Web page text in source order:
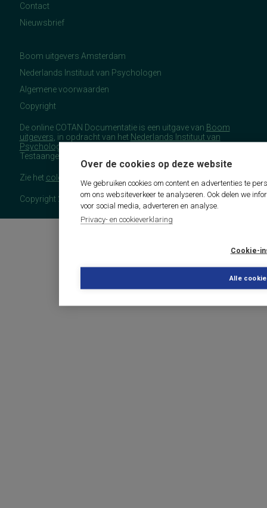
Over de cookies op deze website
We gebruiken cookies om content en advertenties te
om ons websiteverkeer te analyseren. Ook delen we
voor social media, adverteren en analyse.
Privacy- en cookieverklaring
Cookie-
Alle
Contact
Nieuwsbrief
Boom uitgevers Amsterdam
Nederlands Instituut van Psychologen
Algemene voorwaarden
Copyright
De online COTAN Documentatie is een uitgave van Boom
uitgevers , in opdracht van het Nederlands Instituut van
Psychologen
Testaangelegenheden Nederland (COTAN).
Zie het colofon
Copyright 2026 - COTAN Documentatie